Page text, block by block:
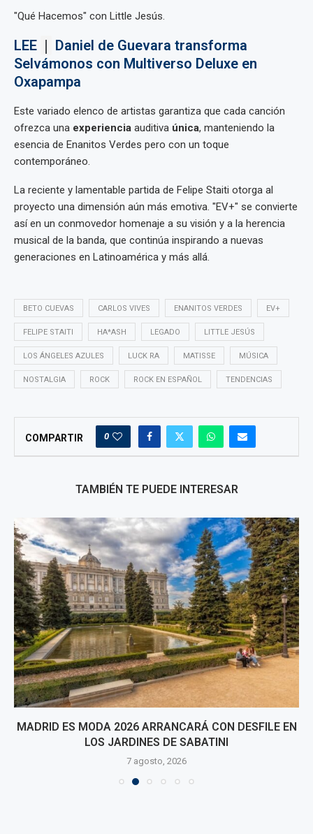
"Qué Hacemos" con Little Jesús.
LEE | Daniel de Guevara transforma
Selvámonos con Multiverso Deluxe en
Oxapampa
Este variado elenco de artistas garantiza que cada canción
ofrezca una experiencia auditiva única, manteniendo la
esencia de Enanitos Verdes pero con un toque
contemporáneo.
La reciente y lamentable partida de Felipe Staiti otorga al
proyecto una dimensión aún más emotiva. "EV+" se convierte
así en un conmovedor homenaje a su visión y a la herencia
musical de la banda, que continúa inspirando a nuevas
generaciones en Latinoamérica y más allá.
BETO CUEVAS CARLOS VIVES ENANITOS VERDES EV+
FELIPE STAITI HA*ASH LEGADO LITTLE JESÚS
LOS ÁNGELES AZULES LUCK RA MATISSE MÚSICA
NOSTALGIA ROCK ROCK EN ESPAÑOL TENDENCIAS
COMPARTIR 0
TAMBIÉN TE PUEDE INTERESAR
MADRID ES MODA 2026 ARRANCARÁ CON DESFILE EN
LOS JARDINES DE SABATINI
7 agosto, 2026